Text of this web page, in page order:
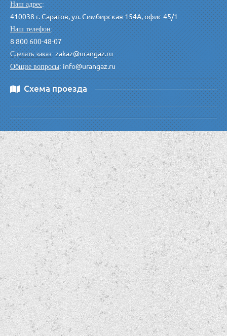
Наш адрес:
410038 г. Саратов, ул. Симбирская 154А, офис 45/1
Наш телефон:
8 800 600-48-07
Сделать заказ:zakaz@urangaz.ru
Общие вопросы:info@urangaz.ru
Схема проезда